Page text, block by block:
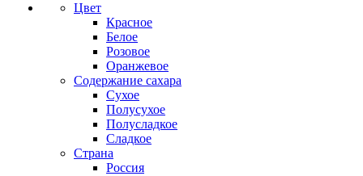
Цвет
Красное
Белое
Розовое
Оранжевое
Содержание сахара
Сухое
Полусухое
Полусладкое
Сладкое
Страна
Россия